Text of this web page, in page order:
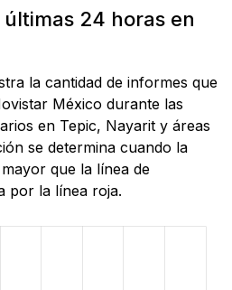
24 horas en
la cantidad de informes que
México durante las
en Tepic, Nayarit y áreas
se determina cuando la
que la línea de
por la línea roja.